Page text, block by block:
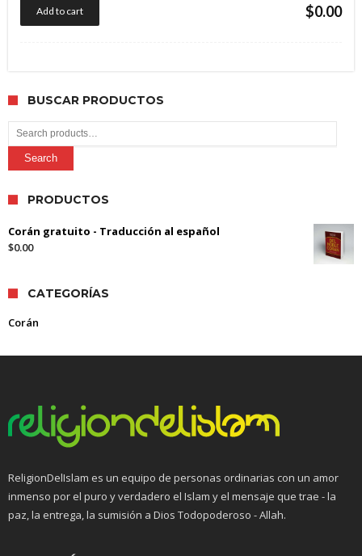
$0.00
Add to cart
BUSCAR PRODUCTOS
Search
PRODUCTOS
Corán gratuito - Traducción al español
$0.00
CATEGORÍAS
Corán
ReligionDelIslam es un equipo de personas ordinarias con un amor
inmenso por el puro y verdadero el Islam y el mensaje que trae - la
paz, la entrega, la sumisión a Dios Todopoderoso - Allah.